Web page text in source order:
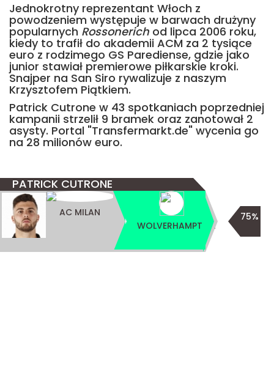
Jednokrotny reprezentant Włoch z
powodzeniem występuje w barwach drużyny
popularnych Rossonerich od lipca 2006 roku,
kiedy to trafił do akademii ACM za 2 tysiące
euro z rodzimego GS Parediense, gdzie jako
junior stawiał premierowe piłkarskie kroki.
Snajper na San Siro rywalizuje z naszym
Krzysztofem Piątkiem.
Patrick Cutrone w 43 spotkaniach poprzedniej
kampanii strzelił 9 bramek oraz zanotował 2
asysty. Portal "Transfermarkt.de" wycenia go
na 28 milionów euro.
PATRICK CUTRONE
AC MILAN
WOLVERHAMPTON
75%